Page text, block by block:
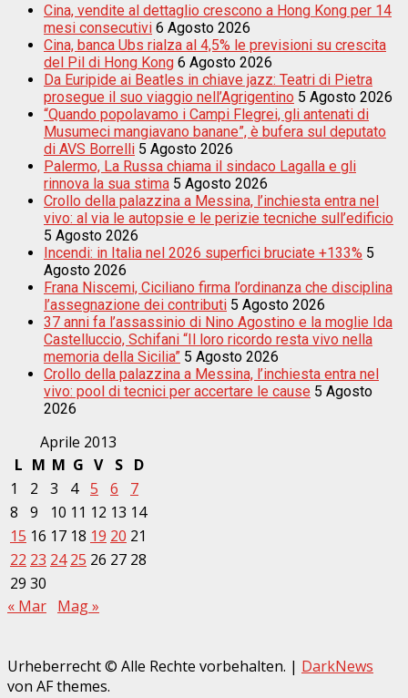
Cina, vendite al dettaglio crescono a Hong Kong per 14
mesi consecutivi 6 Agosto 2026
Cina, banca Ubs rialza al 4,5% le previsioni su crescita
del Pil di Hong Kong 6 Agosto 2026
Da Euripide ai Beatles in chiave jazz: Teatri di Pietra
prosegue il suo viaggio nell’Agrigentino 5 Agosto 2026
“Quando popolavamo i Campi Flegrei, gli antenati di
Musumeci mangiavano banane”, è bufera sul deputato
di AVS Borrelli 5 Agosto 2026
Palermo, La Russa chiama il sindaco Lagalla e gli
rinnova la sua stima 5 Agosto 2026
Crollo della palazzina a Messina, l’inchiesta entra nel
vivo: al via le autopsie e le perizie tecniche sull’edificio
5 Agosto 2026
Incendi: in Italia nel 2026 superfici bruciate +133% 5
Agosto 2026
Frana Niscemi, Ciciliano firma l’ordinanza che disciplina
l’assegnazione dei contributi 5 Agosto 2026
37 anni fa l’assassinio di Nino Agostino e la moglie Ida
Castelluccio, Schifani “Il loro ricordo resta vivo nella
memoria della Sicilia” 5 Agosto 2026
Crollo della palazzina a Messina, l’inchiesta entra nel
vivo: pool di tecnici per accertare le cause 5 Agosto
2026
Aprile 2013
L M M G V S
D
1
2 3 4 5 6
7
8
9 10 11 12 13 14
15 16 17 18 19 20 21
22 23 24 25 26 27 28
29 30
« Mar Mag »
Urheberrecht © Alle Rechte vorbehalten. | DarkNews
von AF themes.